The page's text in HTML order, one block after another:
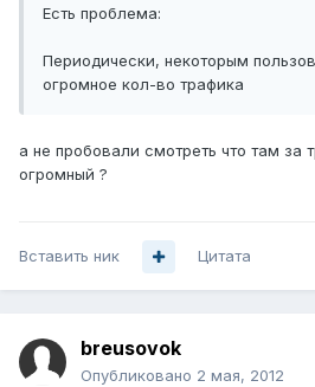
Есть проблема:
Периодически, некоторым
огромное кол-во трафика
а не пробовали смотреть что там за
огромный ?
Вставить ник Цитата
breusovok
Опубликовано 2 мая, 2012